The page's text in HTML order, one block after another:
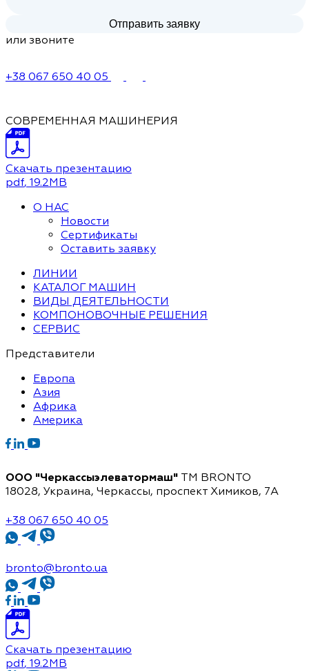
или звоните
+38 067 650 40 05
СОВРЕМЕННАЯ МАШИНЕРИЯ
Скачать презентацию
pdf, 19.2MB
О НАС
Новости
Сертификаты
Оставить заявку
ЛИНИИ
КАТАЛОГ МАШИН
ВИДЫ ДЕЯТЕЛЬНОСТИ
КОМПОНОВОЧНЫЕ РЕШЕНИЯ
СЕРВИС
Представители
Европа
Азия
Африка
Америка
ООО "Черкассыэлеватормаш" TM BRONTO
18028, Украина, Черкассы, проспект Химиков, 7A
+38 067 650 40 05
bronto@bronto.ua
Скачать презентацию
pdf, 19.2MB